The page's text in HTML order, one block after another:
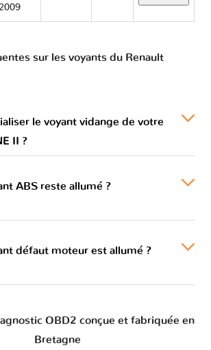
2009
sur les voyants du Renault
le voyant vidange de votre
II ?
ABS reste allumé ?
défaut moteur est allumé ?
OBD2 conçue et fabriquée en
Bretagne